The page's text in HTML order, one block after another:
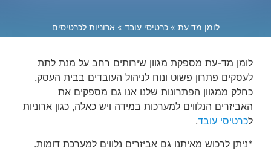
לומן מד עת »כרטיסי עובד » ארוניות לכרטיסים
לומן מד-עת מספקת מגוון שירותים רחב על מנת לתת
לעסקים פתרון פשוט ונוח לניהול העובדים בבית העסק.
כחלק ממגוון הפתרונות שלנו אנו גם מספקים את
האביזרים הנלווים למערכות במידה ויש כאלה, כגון ארוניות
לכרטיסי עובד.
*ניתן לרכוש מאיתנו גם אביזרים נלווים למערכת דומות.